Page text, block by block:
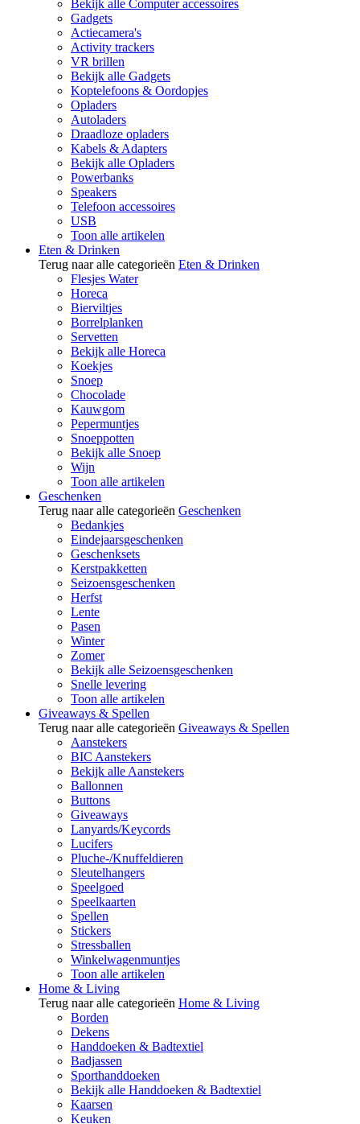
Bekijk alle Computer accessoires
Gadgets
Actiecamera's
Activity trackers
VR brillen
Bekijk alle Gadgets
Koptelefoons & Oordopjes
Opladers
Autoladers
Draadloze opladers
Kabels & Adapters
Bekijk alle Opladers
Powerbanks
Speakers
Telefoon accessoires
USB
Toon alle artikelen
Eten & Drinken
Terug naar alle categorieën Eten & Drinken
Flesjes Water
Horeca
Bierviltjes
Borrelplanken
Servetten
Bekijk alle Horeca
Koekjes
Snoep
Chocolade
Kauwgom
Pepermuntjes
Snoeppotten
Bekijk alle Snoep
Wijn
Toon alle artikelen
Geschenken
Terug naar alle categorieën Geschenken
Bedankjes
Eindejaarsgeschenken
Geschenksets
Kerstpakketten
Seizoensgeschenken
Herfst
Lente
Pasen
Winter
Zomer
Bekijk alle Seizoensgeschenken
Snelle levering
Toon alle artikelen
Giveaways & Spellen
Terug naar alle categorieën Giveaways & Spellen
Aanstekers
BIC Aanstekers
Bekijk alle Aanstekers
Ballonnen
Buttons
Giveaways
Lanyards/Keycords
Lucifers
Pluche-/Knuffeldieren
Sleutelhangers
Speelgoed
Speelkaarten
Spellen
Stickers
Stressballen
Winkelwagenmuntjes
Toon alle artikelen
Home & Living
Terug naar alle categorieën Home & Living
Borden
Dekens
Handdoeken & Badtextiel
Badjassen
Sporthanddoeken
Bekijk alle Handdoeken & Badtextiel
Kaarsen
Keuken